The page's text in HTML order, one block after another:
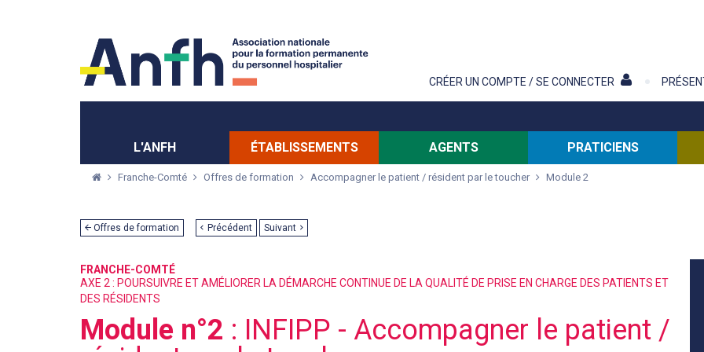
CRÉER UN COMPTE / SE CONNECTER
L'ANFH ÉTABLISSEMENTS AGENTS PRATICIENS
Franche-Comté Offres de formation Accompagner le patient / résident par le toucher Module 2
Offres de formation Précédent Suivant
FRANCHE-COMTÉ
AXE 2 : POURSUIVRE ET AMÉLIORER LA DÉMARCHE CONTINUE DE LA QUALITÉ DE PRISE EN CHARGE DES PATIENTS ET
DES RÉSIDENTS
Module n°2 : INFIPP - Accompagner le patient /